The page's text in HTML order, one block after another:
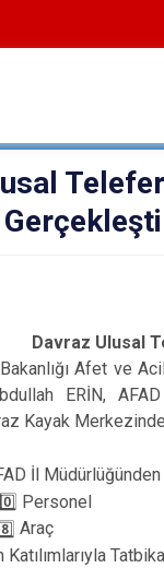
Davraz Ulusal
Afet ve Acil
ERİN,
Kayak
İl Müdürlüğünden
Personel
Araç
Katılımlarıyla